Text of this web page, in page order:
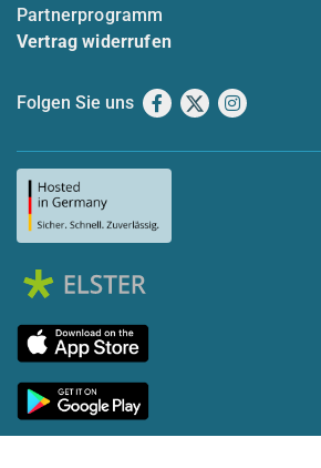
Partnerprogramm
Vertrag widerrufen
Folgen Sie uns Facebook
X Instagram